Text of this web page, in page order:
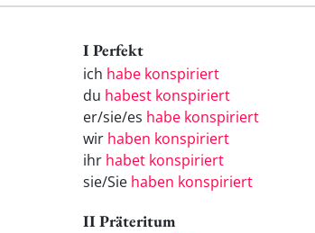
I Perfekt
ich habe konspiriert
du habest konspiriert
er/sie/es habe konspiriert
wir haben konspiriert
ihr habet konspiriert
sie/Sie haben konspiriert
II Präteritum